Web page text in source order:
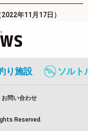
年11月17日）
り施設 ソルト
お問い合わせ
Reserved.